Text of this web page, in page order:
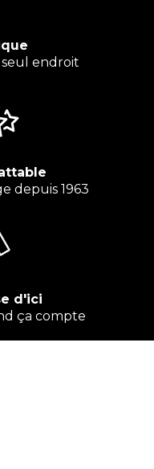
endroit
depuis 1963
d'ici
ça compte